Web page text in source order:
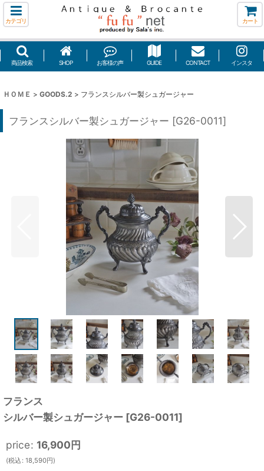
カテゴリ カート
商品検索 SHOP お客様の声 GUIDE CONTACT インスタ
ＨＯＭＥ > GOODS.2 > フランスシルバー製シュガージャー
フランスシルバー製シュガージャー [G26-0011]
フランス
シルバー製シュガージャー [G26-0011]
price: 16,900円
(税込 : 18,590円)